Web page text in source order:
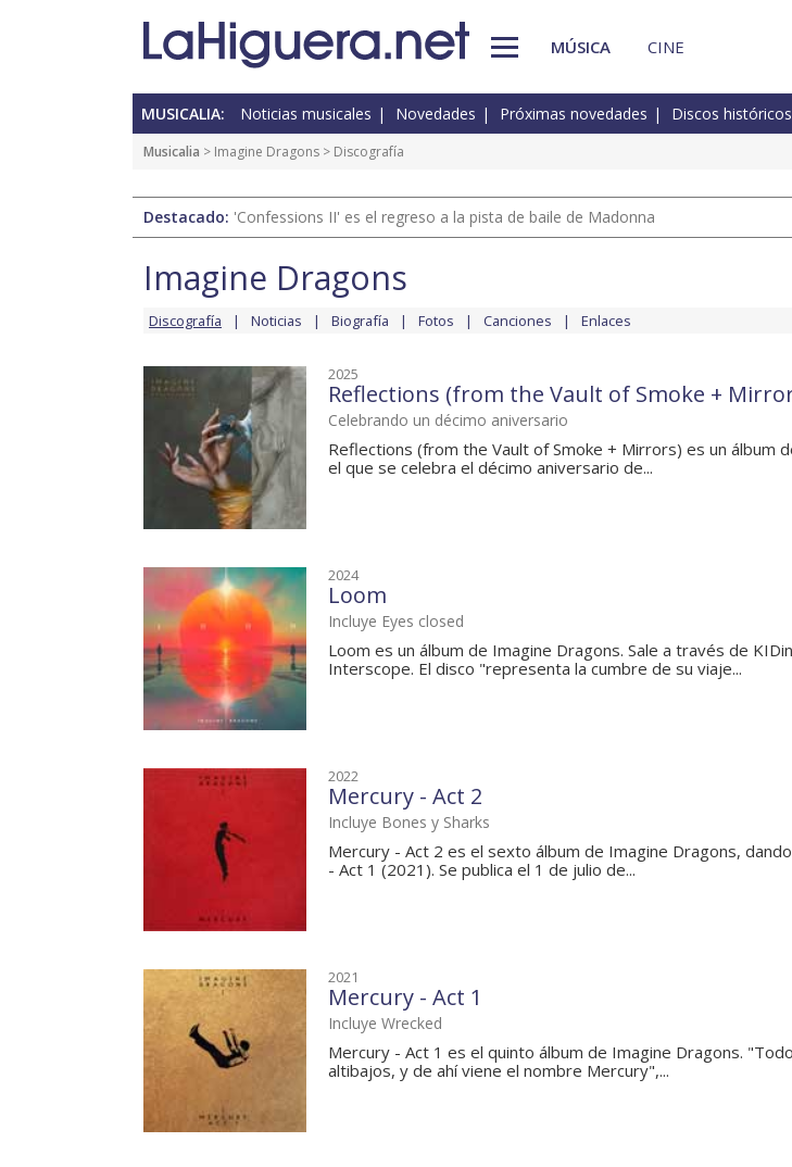
MÚSICA CINE
MUSICALIA: Noticias musicales Novedades Próximas novedades Discos históricos
Musicalia > Imagine Dragons > Discografía
Destacado: 'Confessions II' es el regreso a la pista de baile de Madonna
Imagine Dragons
Discografía Noticias Biografía Fotos Canciones Enlaces
2025
Reflections (from the Vault of Smoke +
Celebrando un décimo aniversario
Reflections (from the Vault of Smoke + Mirrors) es un álbum
el que se celebra el décimo aniversario de...
2024
Loom
Incluye Eyes closed
Loom es un álbum de Imagine Dragons. Sale a través de
Interscope. El disco "representa la cumbre de su viaje...
2022
Mercury - Act 2
Incluye Bones y Sharks
Mercury - Act 2 es el sexto álbum de Imagine Dragons,
- Act 1 (2021). Se publica el 1 de julio de...
2021
Mercury - Act 1
Incluye Wrecked
Mercury - Act 1 es el quinto álbum de Imagine Dragons.
altibajos, y de ahí viene el nombre Mercury",...